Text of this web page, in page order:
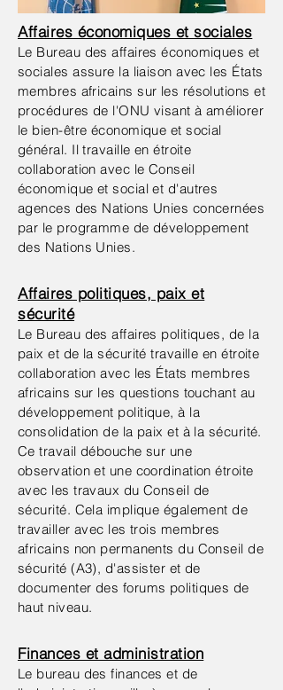
Affaires économiques et sociales
Le Bureau des affaires économiques et
sociales assure la liaison avec les États
membres africains sur les résolutions et
procédures de l'ONU visant à améliorer
le bien-être économique et social
général. Il travaille en étroite
collaboration avec le Conseil
économique et social et d'autres
agences des Nations Unies concernées
par le programme de développement
des Nations Unies.
Affaires politiques, paix et
sécurité
Le Bureau des affaires politiques, de la
paix et de la sécurité travaille en étroite
collaboration avec les États membres
africains sur les questions touchant au
développement politique, à la
consolidation de la paix et à la sécurité.
Ce travail débouche sur une
observation et une coordination étroite
avec les travaux du Conseil de
sécurité. Cela implique également de
travailler avec les trois membres
africains non permanents du Conseil de
sécurité (A3), d'assister et de
documenter des forums politiques de
haut niveau.
Finances et administration
Le bureau des finances et de